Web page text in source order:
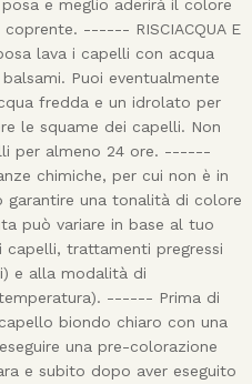
e meglio aderirà il colore
------ RISCIACQUA E
lava i capelli con acqua
Puoi eventualmente
fredda e un idrolato per
le squame dei capelli. Non
per almeno 24 ore. ------
chimiche, per cui non è in
una tonalità di colore
può variare in base al tuo
trattamenti pregressi
e alla modalità di
------ Prima di
biondo chiaro con una
una pre-colorazione
e subito dopo aver eseguito